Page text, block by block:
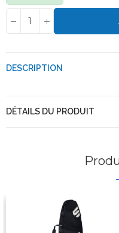
DESCRIPTION
DÉTAILS DU PRODUIT